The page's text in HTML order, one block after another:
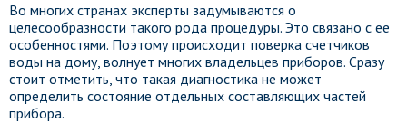
Во многих странах эксперты задумываются о
целесообразности такого рода процедуры. Это связано с ее
особенностями. Поэтому происходит поверка счетчиков
воды на дому, волнует многих владельцев приборов. Сразу
стоит отметить, что такая диагностика не может
определить состояние отдельных составляющих частей
прибора.